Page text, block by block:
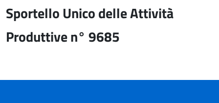
Sportello Unico delle Attività
Produttive n° 9685